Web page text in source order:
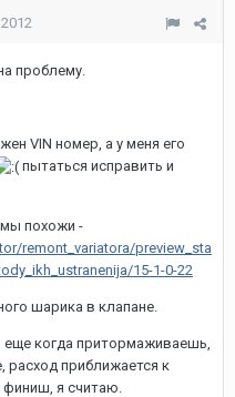
проблему.
VIN номер, а у меня его
пытаться исправить и
похожи -
remont_variatora/preview_sta
15-1-0-22
шарика в клапане.
еще когда притормаживаешь,
расход приближается к
я считаю.